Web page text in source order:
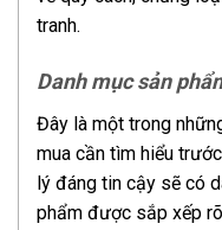
tranh.
Danh mục sản
Đây là một trong
mua cần tìm hiểu
lý đáng tin cậy sẽ có
phẩm được sắp xếp